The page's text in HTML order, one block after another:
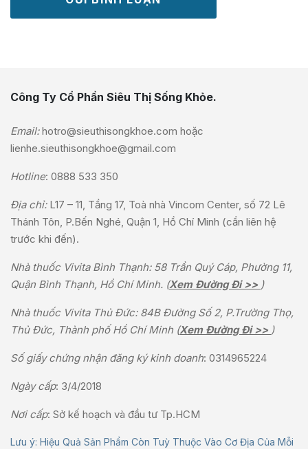
Công Ty Cổ Phần Siêu Thị Sống Khỏe.
Email: hotro@sieuthisongkhoe.com hoặc
lienhe.sieuthisongkhoe@gmail.com
Hotline: 0888 533 350
Địa chỉ: L17 – 11, Tầng 17, Toà nhà Vincom Center, số 72 Lê
Thánh Tôn, P.Bến Nghé, Quận 1, Hồ Chí Minh (cần liên hệ
trước khi đến).
Nhà thuốc Vivita Bình Thạnh: 58 Trần Quý Cáp, Phường 11,
Quận Bình Thạnh, Hồ Chí Minh. (Xem Đường Đi >> )
Nhà thuốc Vivita Thủ Đức: 84B Đường Số 2, P.Trường Thọ,
Thủ Đức, Thành phố Hồ Chí Minh (Xem Đường Đi >> )
Số giấy chứng nhận đăng ký kinh doanh: 0314965224
Ngày cấp: 3/4/2018
Nơi cấp: Sở kế hoạch và đầu tư Tp.HCM
Lưu ý: Hiệu Quả Sản Phẩm Còn Tuỳ Thuộc Vào Cơ Địa Của Mỗi